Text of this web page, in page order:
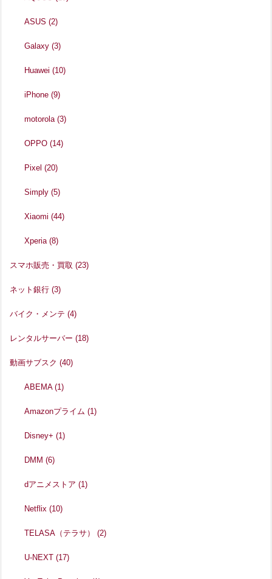
ASUS(2)
Galaxy(3)
Huawei(10)
iPhone(9)
motorola(3)
OPPO(14)
Pixel(20)
Simply(5)
Xiaomi(44)
Xperia(8)
スマホ販売・買取 (23)
ネット銀行 (3)
バイク・メンテ (4)
レンタルサーバー (18)
動画サブスク (40)
ABEMA(1)
Amazonプライム(1)
Disney+(1)
DMM(6)
dアニメストア(1)
Netflix(10)
TELASA（テラサ）(2)
U-NEXT(17)